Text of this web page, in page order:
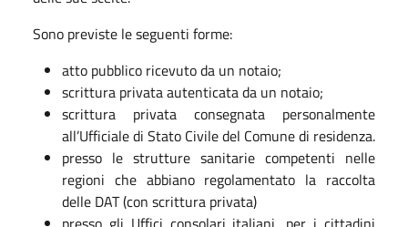
Sono previste le seguenti forme:
atto pubblico ricevuto da un notaio;
scrittura privata autenticata da un notaio;
scrittura privata consegnata personalmente
all’Ufficiale di Stato Civile del Comune di residenza.
presso le strutture sanitarie competenti nelle
regioni che abbiano regolamentato la raccolta
delle DAT (con scrittura privata)